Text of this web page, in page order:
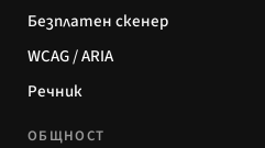
Безплатен скенер
WCAG / ARIA
Речник
ОБЩНОСТ